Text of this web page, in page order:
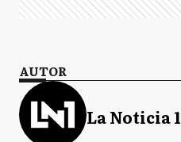
AUTOR
La Noticia 1